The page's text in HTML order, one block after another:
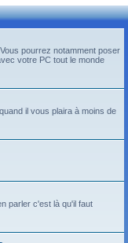
pourrez notamment poser
votre PC tout le monde
il vous plaira à moins de
parler c'est là qu'il faut